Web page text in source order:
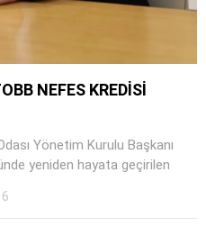
NEFES KREDİSİ
Yönetim Kurulu Başkanı
yeniden hayata geçirilen